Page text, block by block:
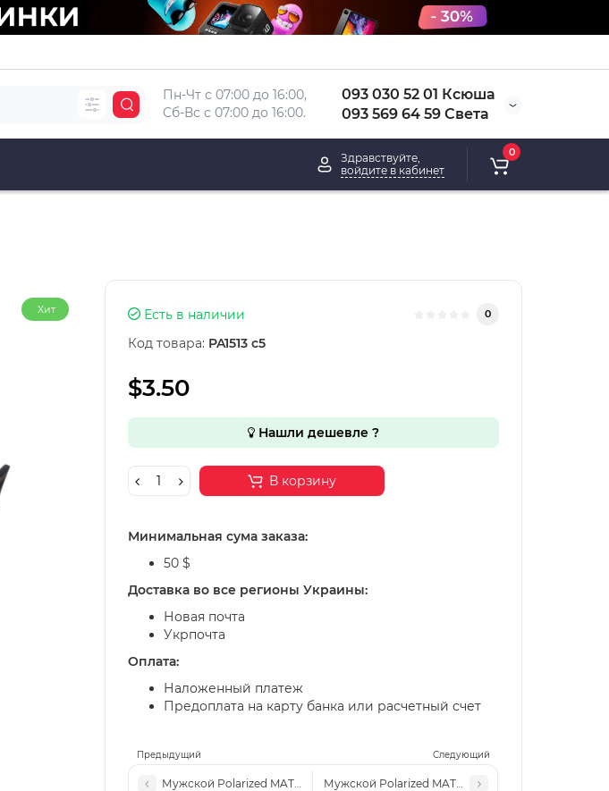
Пн-Чт с 07:00 до 16:00,
Сб-Вс с 07:00 до 16:00.
093 030 52 01 Ксюша
093 569 64 59 Света
Здравствуйте,
войдите в кабинет
0
Хит
Предыдущий Следующий
Мужской Polarized MATLRXS PA1513 с6Мужской Polarized MATLRXS PA1513 с4
Есть в наличии 0
Код товара: PA1513 с5
$3.50
Нашли дешевле ?
В корзину
Минимальная сума заказа:
50 $
Доставка во все регионы Украины:
Новая почта
Укрпочта
Оплата:
Наложенный платеж
Предоплата на карту банка или расчетный счет